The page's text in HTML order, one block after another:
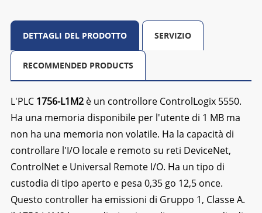
DETTAGLI DEL PRODOTTO SERVIZIO
RECOMMENDED PRODUCTS
L'PLC 1756-L1M2è un controllore ControlLogix 5550.
Ha una memoria disponibile per l'utente di 1 MB ma
non ha una memoria non volatile. Ha la capacità di
controllare l'I/O locale e remoto su reti DeviceNet,
ControlNet e Universal Remote I/O. Ha un tipo di
custodia di tipo aperto e pesa 0,35 go 12,5 once.
Questo controller ha emissioni di Gruppo 1, Classe A.